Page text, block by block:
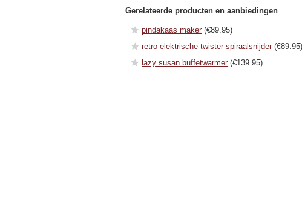
Gerelateerde producten en aanbiedingen
pindakaas maker (€89.95)
retro elektrische twister spiraalsnijder (€89.95)
lazy susan buffetwarmer (€139.95)